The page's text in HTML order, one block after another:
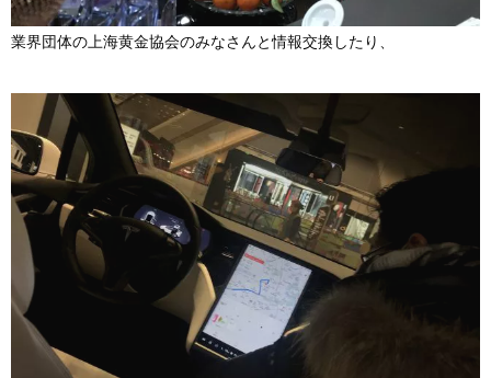
業界団体の上海黄金協会のみなさんと情報交換したり、